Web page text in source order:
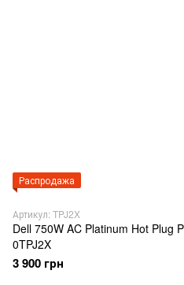
Распродажа
Артикул: TPJ2X
Dell 750W AC Platinum Hot Plug
0TPJ2X
3 900 грн